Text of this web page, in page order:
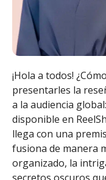
¡Hola a todos!
presentarles la
a la audiencia global:
disponible en
llega con una
fusiona de manera
organizado, la